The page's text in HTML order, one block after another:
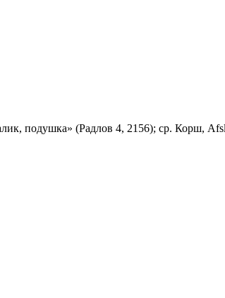
подушка» (Радлов 4, 2156); ср. Корш,